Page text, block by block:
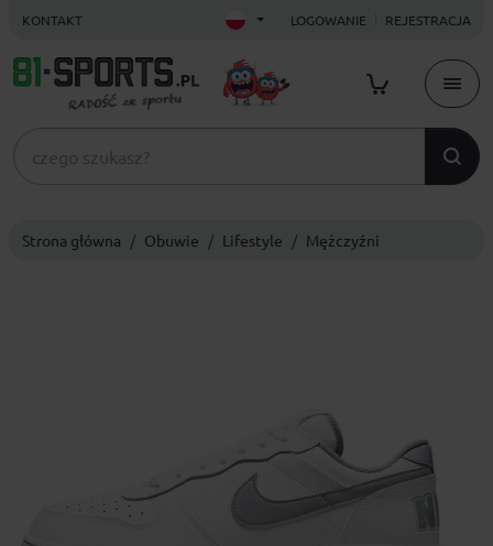
KONTAKT LOGOWANIE REJESTRACJA
Strona główna Obuwie Lifestyle Mężczyźni